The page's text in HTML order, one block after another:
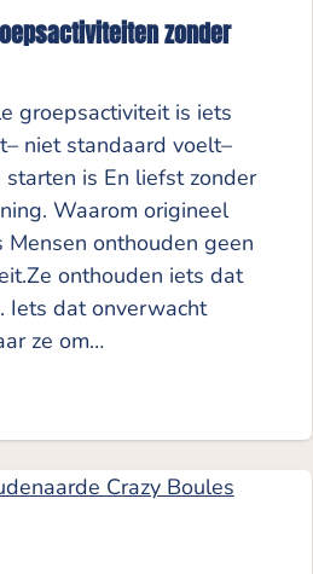
zonder
groepsactiviteit is iets
niet standaard voelt–
starten is En liefst zonder
Waarom origineel
Mensen onthouden geen
onthouden iets dat
Iets dat onverwacht
ze om…